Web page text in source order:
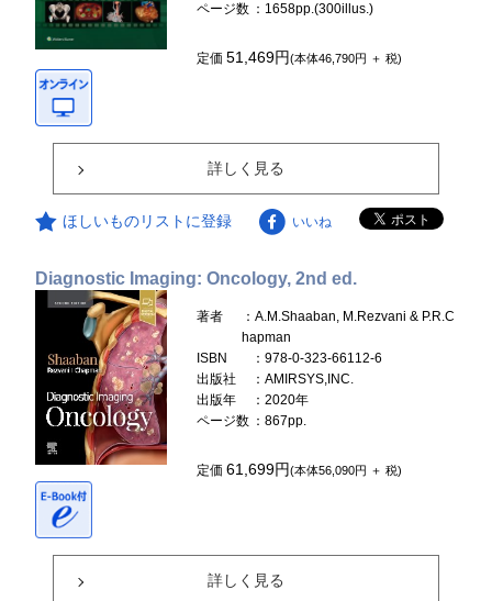
ページ数 ：1658pp.(300illus.)
定価51,469円(本体46,790円 ＋ 税)
詳しく見る
ほしいものリストに登録 いいね
Diagnostic Imaging: Oncology, 2nd ed.
著者
：A.M.Shaaban, M.Rezvani & P.R.C
hapman
ISBN
：978-0-323-66112-6
出版社
：AMIRSYS,INC.
出版年
：2020年
ページ数 ：867pp.
定価61,699円(本体56,090円 ＋ 税)
詳しく見る